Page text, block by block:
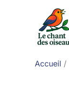
Accueil